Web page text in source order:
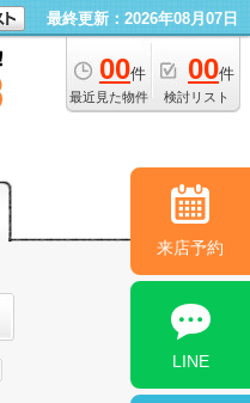
最終更新：2026年08月07日
00件
最近見た物件
00件
検討リスト
来店予約
LINE